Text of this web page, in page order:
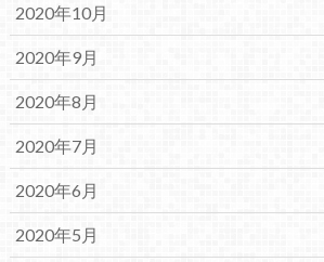
2020年10月
2020年9月
2020年8月
2020年7月
2020年6月
2020年5月